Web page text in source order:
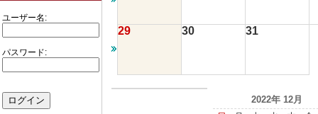
ユーザー名:
パスワード:
29 30 31
2022年 12月